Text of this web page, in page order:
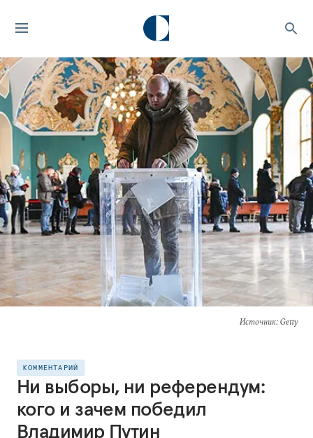
Источник: Getty
КОММЕНТАРИЙ
Ни выборы, ни референдум:
кого и зачем победил
Владимир Путин